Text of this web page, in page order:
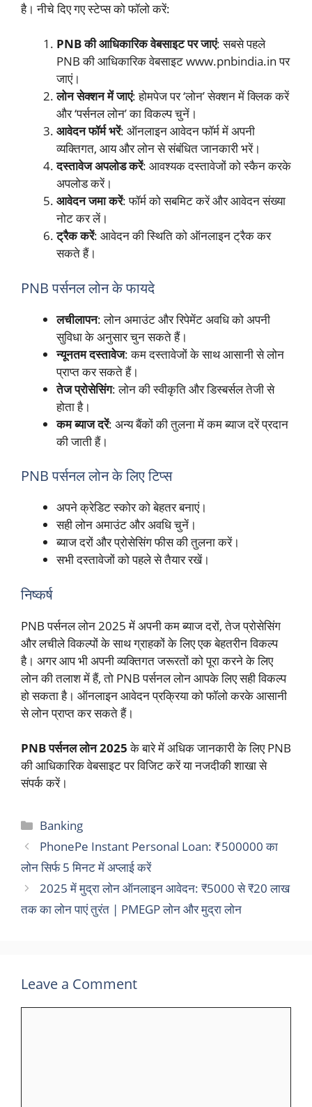
है। नीचे दिए गए स्टेप्स को फॉलो करें:
PNB की आधिकारिक वेबसाइट पर जाएं: सबसे पहले
PNB की आधिकारिक वेबसाइट www.pnbindia.in पर
जाएं।
लोन सेक्शन में जाएं: होमपेज पर ‘लोन’ सेक्शन में क्लिक करें
और ‘पर्सनल लोन’ का विकल्प चुनें।
आवेदन फॉर्म भरें: ऑनलाइन आवेदन फॉर्म में अपनी
व्यक्तिगत, आय और लोन से संबंधित जानकारी भरें।
दस्तावेज अपलोड करें: आवश्यक दस्तावेजों को स्कैन करके
अपलोड करें।
आवेदन जमा करें: फॉर्म को सबमिट करें और आवेदन संख्या
नोट कर लें।
ट्रैक करें: आवेदन की स्थिति को ऑनलाइन ट्रैक कर
सकते हैं।
PNB पर्सनल लोन के फायदे
लचीलापन: लोन अमाउंट और रिपेमेंट अवधि को अपनी
सुविधा के अनुसार चुन सकते हैं।
न्यूनतम दस्तावेज: कम दस्तावेजों के साथ आसानी से लोन
प्राप्त कर सकते हैं।
तेज प्रोसेसिंग: लोन की स्वीकृति और डिस्बर्सल तेजी से
होता है।
कम ब्याज दरें: अन्य बैंकों की तुलना में कम ब्याज दरें प्रदान
की जाती हैं।
PNB पर्सनल लोन के लिए टिप्स
अपने क्रेडिट स्कोर को बेहतर बनाएं।
सही लोन अमाउंट और अवधि चुनें।
ब्याज दरों और प्रोसेसिंग फीस की तुलना करें।
सभी दस्तावेजों को पहले से तैयार रखें।
निष्कर्ष
PNB पर्सनल लोन 2025 में अपनी कम ब्याज दरों, तेज प्रोसेसिंग
और लचीले विकल्पों के साथ ग्राहकों के लिए एक बेहतरीन विकल्प
है। अगर आप भी अपनी व्यक्तिगत जरूरतों को पूरा करने के लिए
लोन की तलाश में हैं, तो PNB पर्सनल लोन आपके लिए सही विकल्प
हो सकता है। ऑनलाइन आवेदन प्रक्रिया को फॉलो करके आसानी
से लोन प्राप्त कर सकते हैं।
PNB पर्सनल लोन 2025के बारे में अधिक जानकारी के लिए PNB
की आधिकारिक वेबसाइट पर विजिट करें या नजदीकी शाखा से
संपर्क करें।
Categories
Banking
PhonePe Instant Personal Loan: ₹500000 का
लोन सिर्फ 5 मिनट में अप्लाई करें
2025 में मुद्रा लोन ऑनलाइन आवेदन: ₹5000 से ₹20 लाख
तक का लोन पाएं तुरंत | PMEGP लोन और मुद्रा लोन
Leave a Comment